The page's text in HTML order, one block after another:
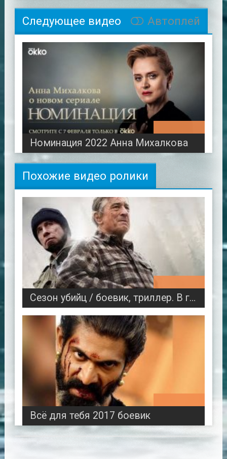
Следующее видео Автоплей
Номинация 2022 Анна Михалкова
Похожие видео ролики
Сезон убийц / боевик, триллер. В гл. ролях Роберт Де Ниро и Джон Траволта
Всё для тебя 2017 боевик